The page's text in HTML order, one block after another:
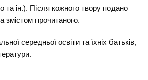
та ін.). Після кожного твору подано
змістом прочитаного.
середньої освіти та їхніх батьків,